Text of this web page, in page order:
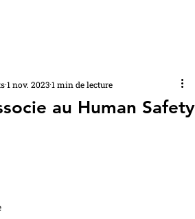
au Human Safety
1 nov. 20231 min de lecture